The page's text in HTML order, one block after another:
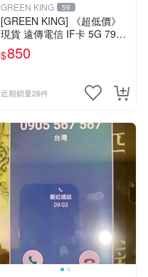
GREEN KING 59
[GREEN KING] 《超低價》
現貨 遠傳電信 IF卡 5G 799 3
0天網路吃到飽 儲值卡 網卡
網路儲值卡 上網卡
$850
近期銷量26件